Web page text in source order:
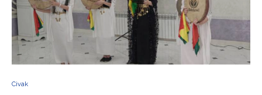
Civak